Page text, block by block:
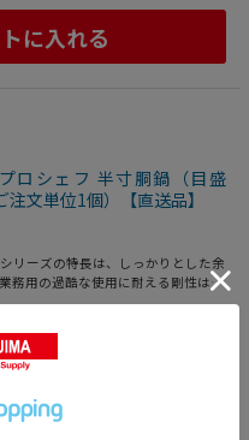
に入れる
シェフ 半寸胴鍋（目盛
文単位1個）【直送品】
リーズの特長は、しっかりとした余
務用の過酷な使用に耐える剛性はも
なく伝わるので、コゲつきにくく、
エントリーモデルです。●アルミは
（ステンレスの約13倍）、鍋全体
す。内部の温度差が少なく、スープ
厚が厚いほど熱が分散してコゲつき
：1．3kg●容量：5．1L
房用品>